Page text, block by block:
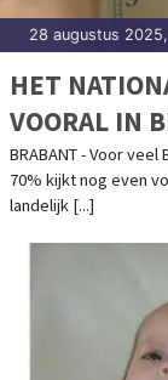
28 augustus
HET
VOORAL IN
VOOR HET
BRABANT - Voor
70% kijkt nog even
landelijk [...]